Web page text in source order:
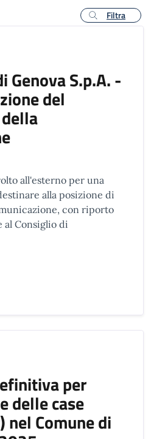
Filtra
Genova S.p.A. -
del
all'esterno per una
alla posizione di
con riporto
al Consiglio di
per
delle case
nel Comune di